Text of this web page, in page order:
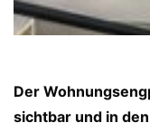
Der
sichtbar und in